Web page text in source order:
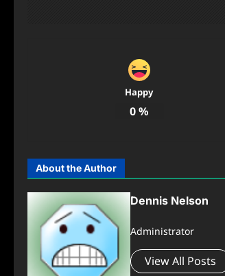
Happy
0%
About the Author
Dennis Nelson
Administrator
View All Posts